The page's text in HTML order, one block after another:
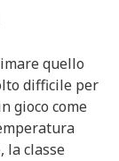
quello
difficile per
gioco come
la classe